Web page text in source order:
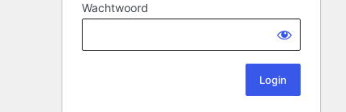
Wachtwoord